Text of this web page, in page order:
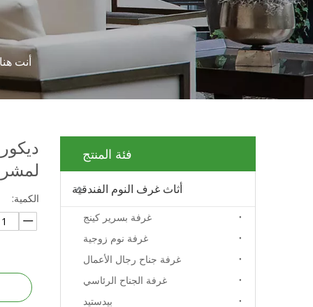
أنت
الكمية:
فئة المنتج
أثاث غرف النوم الفندقية
غرفة بسرير كينج
غرفة نوم زوجية
غرفة جناح رجال الأعمال
غرفة الجناح الرئاسي
بيدستيد